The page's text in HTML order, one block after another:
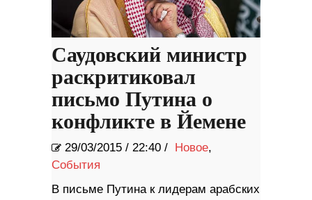
Саудовский министр
раскритиковал
письмо Путина о
конфликте в Йемене
29/03/2015 / 22:40 / Новое,
События
В письме Путина к лидерам арабских